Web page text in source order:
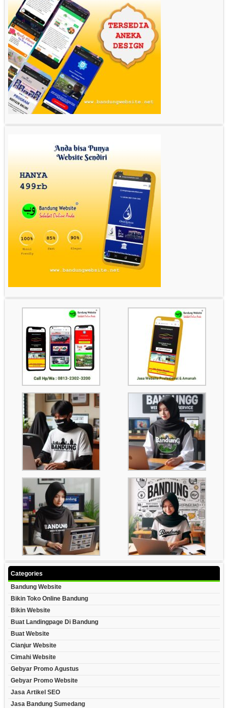
Categories
Bandung Website
Bikin Toko Online Bandung
Bikin Website
Buat Landingpage Di Bandung
Buat Website
Cianjur Website
Cimahi Website
Gebyar Promo Agustus
Gebyar Promo Website
Jasa Artikel SEO
Jasa Bandung Sumedang